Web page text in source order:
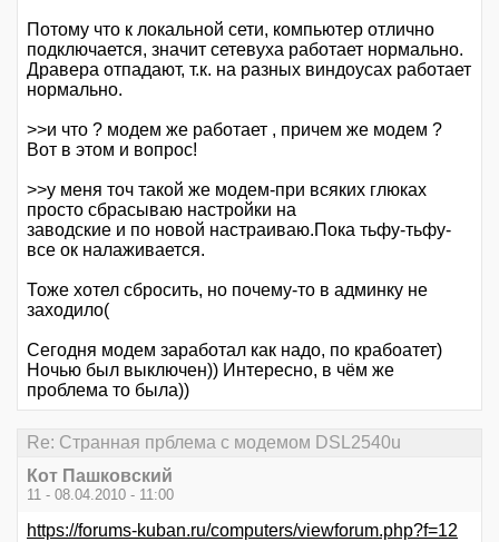
Потому что к локальной сети, компьютер отлично
подключается, значит сетевуха работает нормально.
Дравера отпадают, т.к. на разных виндоусах работает
нормально.
>>и что ? модем же работает , причем же модем ?
Вот в этом и вопрос!
>>у меня точ такой же модем-при всяких глюках
просто сбрасываю настройки на
заводские и по новой настраиваю.Пока тьфу-тьфу-
все ок налаживается.
Тоже хотел сбросить, но почему-то в админку не
заходило(
Сегодня модем заработал как надо, по крабоатет)
Ночью был выключен)) Интересно, в чём же
проблема то была))
Re: Странная прблема с модемом DSL2540u
Кот Пашковский
11 - 08.04.2010 - 11:00
https://forums-kuban.ru/computers/viewforum.php?f=12